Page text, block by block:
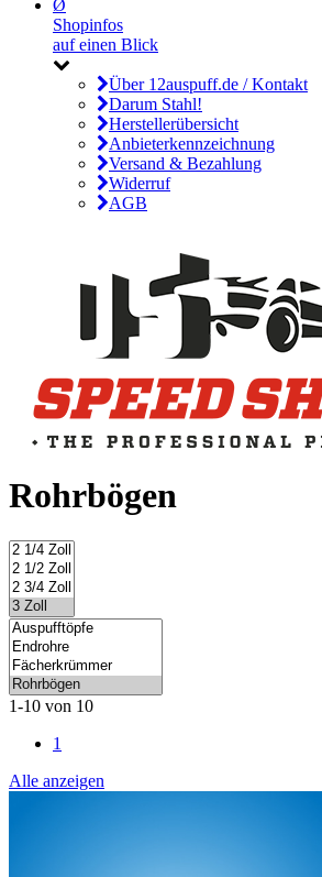
Ø
Shopinfos
auf einen Blick
Über 12auspuff.de / Kontakt
Darum Stahl!
Herstellerübersicht
Anbieterkennzeichnung
Versand & Bezahlung
Widerruf
AGB
Rohrbögen
1-10 von 10
1
Alle anzeigen